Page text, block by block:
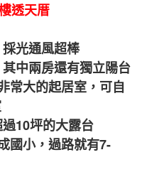
透天厝
光通風超棒
中兩房還有獨立陽台
常大的起居室，可自
10坪的大露台
國小，過路就有7-